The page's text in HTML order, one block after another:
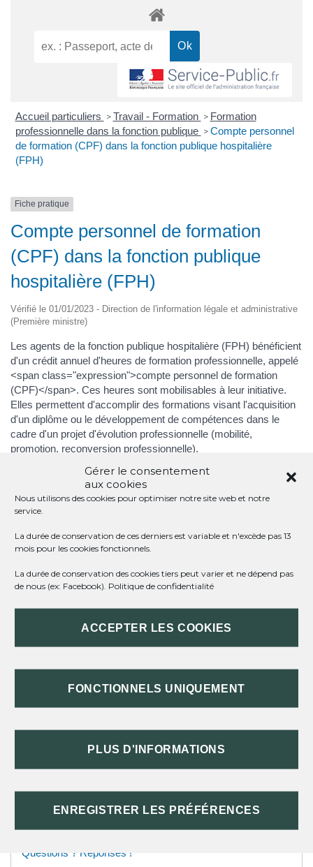
Gérer le consentement
aux cookies
Nous utilisons des cookies pour optimiser notre site web et notre
service.
La durée de conservation de ces derniers est variable et n'excède pas 13
mois pour les cookies fonctionnels.
La durée de conservation des cookies tiers peut varier et ne dépend pas
de nous (ex: Facebook). Politique de confidentialité
ACCEPTER LES COOKIES
FONCTIONNELS UNIQUEMENT
PLUS D'INFORMATIONS
ENREGISTRER LES PRÉFÉRENCES
Accueil particuliers > Travail - Formation > Formation
professionnelle dans la fonction publique > Compte personnel
de formation (CPF) dans la fonction publique hospitalière
(FPH)
Fiche pratique
Compte personnel de formation
(CPF) dans la fonction publique
hospitalière (FPH)
Vérifié le 01/01/2023 - Direction de l'information légale et administrative
(Première ministre)
Les agents de la fonction publique hospitalière (FPH) bénéficient
d'un crédit annuel d'heures de formation professionnelle, appelé
<span class="expression">compte personnel de formation
(CPF)</span>. Ces heures sont mobilisables à leur initiative.
Elles permettent d'accomplir des formations visant l'acquisition
d'un diplôme ou le développement de compétences dans le
cadre d'un projet d'évolution professionnelle (mobilité,
promotion, reconversion professionnelle).
Fonctionnaire
Contractuel
AGENT DE CATÉGORIE C SANS DIPLÔME
TEXTES DE RÉFÉRENCE
SERVICES EN LIGNE ET FORMULAIRES
Questions ? Réponses !